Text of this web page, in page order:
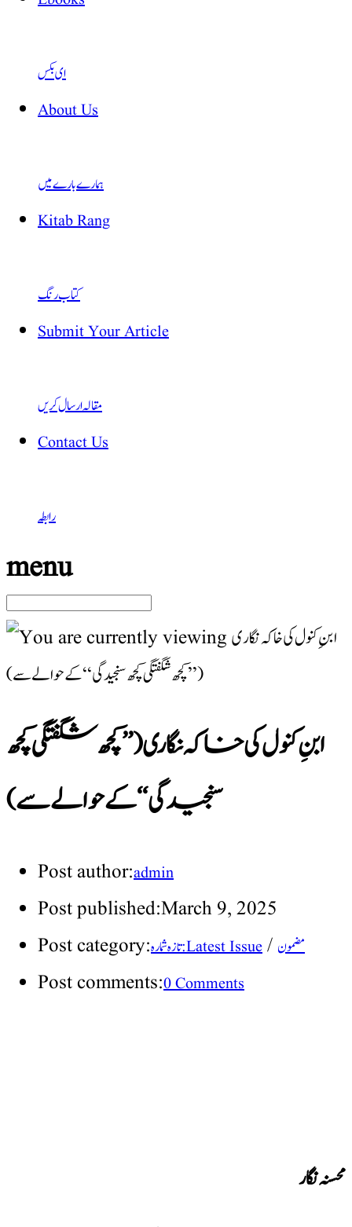
ای بکس
About Us
ہمارے بارے میں
Kitab Rang
کتاب رنگ
Submit Your Article
مقالہ ارسال کریں
Contact Us
رابطہ
menu
ابنِ کنول کی خاکہ نگاری (’’کچھ شگفتگی کچھ
سنجیدگی‘‘کے حوالے سے)
Post author:admin
Post published:March 9, 2025
Post category:
تازہ شمارہ : Latest Issue / مضمون
Post comments:0 Comments
محسنہ نگار